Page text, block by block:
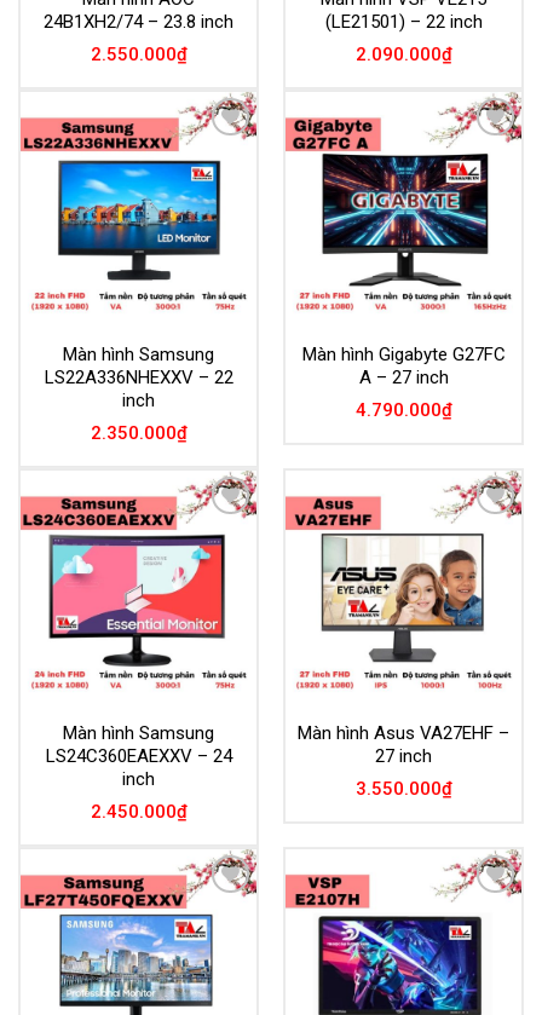
24B1XH2/74 – 23.8 inch
2.550.000₫
(LE21501) – 22 inch
2.090.000₫
Wishlist
Màn hình Samsung
LS22A336NHEXXV – 22
inch
2.350.000₫
Add to
Wishlist
Màn hình Gigabyte G27FC
A – 27 inch
4.790.000₫
Add to
Wishlist
Màn hình Samsung
LS24C360EAEXXV – 24
inch
2.450.000₫
Add to
Wishlist
Màn hình Asus VA27EHF –
27 inch
3.550.000₫
Add to
Wishlist
Wishlist